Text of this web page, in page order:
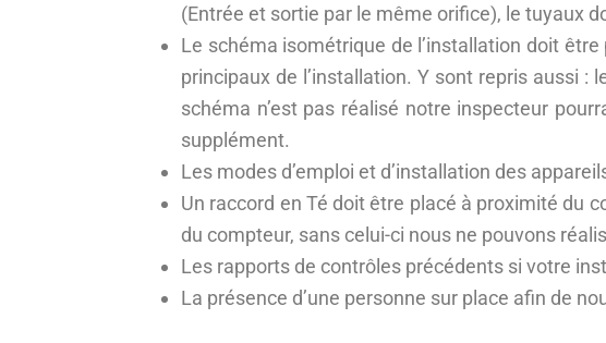
(Entrée et sortie par le même orifice), le tuyaux
Le schéma isométrique de l’installation doit
principaux de l’installation. Y sont repris aussi :
schéma n’est pas réalisé notre inspecteur
supplément.
Les modes d’emploi et d’installation des
Un raccord en Té doit être placé à proximité du
du compteur, sans celui-ci nous ne pouvons
Les rapports de contrôles précédents si votre
La présence d’une personne sur place afin de